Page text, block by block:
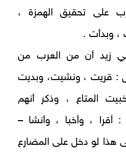
على تحقيق الهمزة ،
وبدأت .
زيد أن من العرب من
: قريت ، ونشيت، وبديت
المتاع ، وذكر أنهم
، وأخبا ، وأنشا –
هذا لو دخل على المضارع